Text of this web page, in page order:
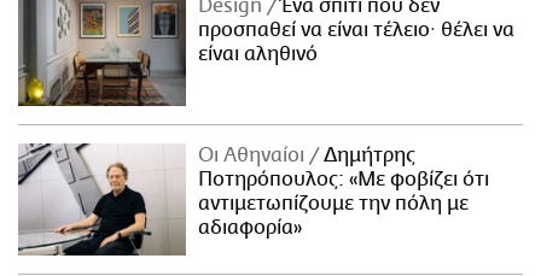
Design
Ένα σπίτι που δεν
προσπαθεί να είναι τέλειο· θέλει να
είναι αληθινό
Οι Αθηναίοι
Δημήτρης
Ποτηρόπουλος: «Με φοβίζει ότι
αντιμετωπίζουμε την πόλη με
αδιαφορία»